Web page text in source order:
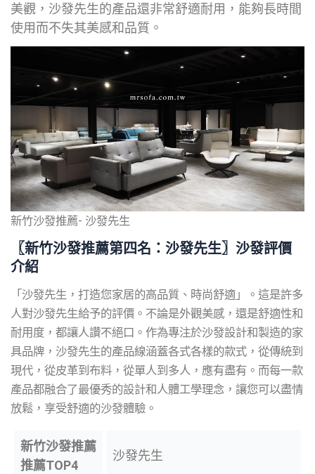
美觀，沙發先生的產品還非常舒適耐用，能夠長時間
使用而不失其美感和品質。
新竹沙發推薦- 沙發先生
〖新竹沙發推薦第四名：沙發先生〗沙發評價
介紹
「沙發先生，打造您家居的高品質、時尚舒適」。這是許多
人對沙發先生給予的評價。不論是外觀美感，還是舒適性和
耐用度，都讓人讚不絕口。作為專注於沙發設計和製造的家
具品牌，沙發先生的產品線涵蓋各式各樣的款式，從傳統到
現代，從皮革到布料，從單人到多人，應有盡有。而每一款
產品都融合了最優秀的設計和人體工學理念，讓您可以盡情
放鬆，享受舒適的沙發體驗。
新竹沙發推薦
推薦TOP4
沙發先生